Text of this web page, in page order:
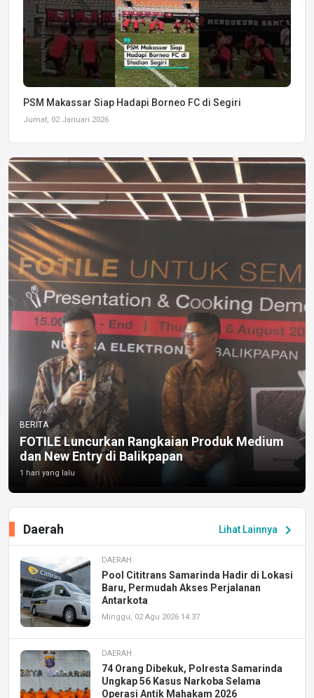
PSM Makassar Siap Hadapi Borneo FC di Segiri
Jumat, 02 Januari 2026
BERITA
FOTILE Luncurkan Rangkaian Produk Medium
dan New Entry di Balikpapan
1 hari yang lalu
Lihat Lainnya chevron_right
Daerah
DAERAH
Pool Cititrans Samarinda Hadir di Lokasi
Baru, Permudah Akses Perjalanan
Antarkota
Minggu, 02 Agu 2026 14:37
DAERAH
74 Orang Dibekuk, Polresta Samarinda
Ungkap 56 Kasus Narkoba Selama
Operasi Antik Mahakam 2026